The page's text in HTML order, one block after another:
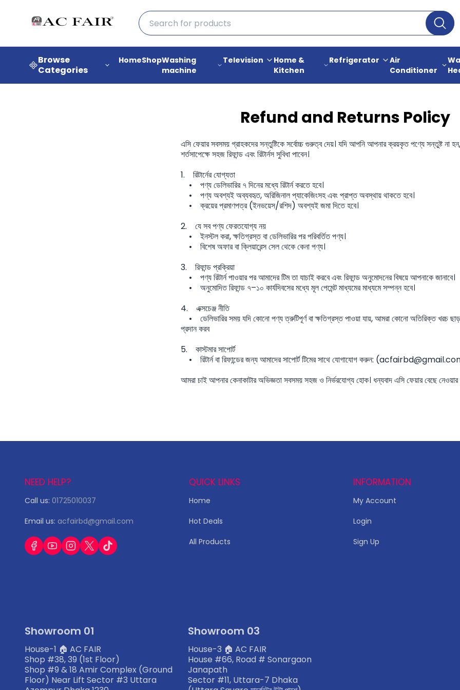
Browse
Categories
HomeShopWashing
machine
Television
Home &
Kitchen
Refrigerator
Air
Conditioner
Refund and Returns Policy
এসি ফেয়ার সবসময় গ্রাহকদের সন্তুষ্টিকে সর্বোচ্চ গুরুত্ব দেয়। যদি আপনি আপনার ক্রয়কৃত পণ্যে সন্তুষ্ট না হন,
শর্তসাপেক্ষে সহজ রিফান্ড এবং রিটার্নস সুবিধা পাবেন।
1. রিটার্নের যোগ্যতা
• পণ্য ডেলিভারির ৭ দিনের মধ্যে রিটার্ন করতে হবে।
• পণ্য অবশ্যই অব্যবহৃত, অরিজিনাল প্যাকেজিংসহ এবং প্রাপ্ত অবস্থায় থাকতে হবে।
• ক্রয়ের প্রমাণপত্র (ইনভয়েস/রশিদ) অবশ্যই জমা দিতে হবে।
2. যে সব পণ্য ফেরতযোগ্য নয়
• ইনস্টল করা, ক্ষতিগ্রস্ত বা ডেলিভারির পর পরিবর্তিত পণ্য।
• বিশেষ অফার বা ক্লিয়ারেন্স সেল থেকে কেনা পণ্য।
3. রিফান্ড প্রক্রিয়া
• পণ্য রিটার্ন পাওয়ার পর আমাদের টিম তা যাচাই করবে এবং রিফান্ড অনুমোদনের বিষয়ে আপনাকে জানাবে।
• অনুমোদিত রিফান্ড ৭–১০ কার্যদিবসের মধ্যে মূল পেমেন্ট মাধ্যমের মাধ্যমে সম্পন্ন হবে।
4. এক্সচেঞ্জ নীতি
• ডেলিভারির সময় যদি কোনো পণ্য ত্রুটিপূর্ণ বা ক্ষতিগ্রস্ত পাওয়া যায়, আমরা কোনো অতিরিক্ত খরচ
প্রদান করব
5. কাস্টমার সাপোর্ট
• রিটার্ন বা রিফান্ডের জন্য আমাদের সাপোর্ট টিমের সাথে যোগাযোগ করুন:
আমরা চাই আপনার কেনাকাটার অভিজ্ঞতা সবসময় সহজ ও নির্ভরযোগ্য হোক। ধন্যবাদ এসি ফেয়ার বেছে
NEED HELP?
Call us: 01725010037
Email us: acfairbd@gmail.com
QUICK LINKS
Home
Hot Deals
All Products
INFORMATION
My Account
Login
Sign Up
Showroom 01
House-1 🏠 AC FAIR
Shop #38, 39 (1st Floor)
Shop #9 & 18 Amir Complex (Ground
Floor) Near Lift Sector #3 Uttara
Showroom 03
House-3 🏠 AC FAIR
House #66, Road # Sonargaon
Janapath
Sector #11, Uttara-7 Dhaka